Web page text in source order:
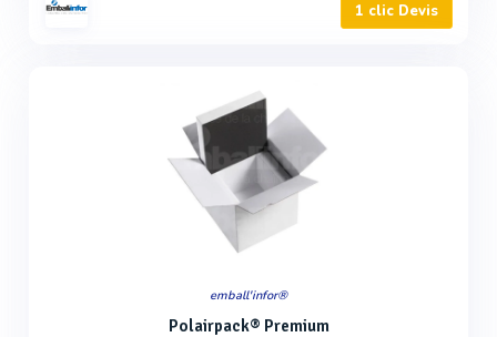
1 clic Devis
emball'infor®
Polairpack® Premium